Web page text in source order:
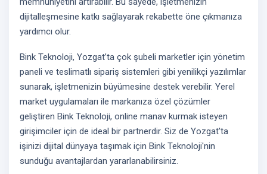
dijitalleşmesine katkı sağlayarak rekabette öne çıkmanıza
yardımcı olur.
Bink Teknoloji, Yozgat’ta çok şubeli marketler için yönetim
paneli ve teslimatlı sipariş sistemleri gibi yenilikçi yazılımlar
sunarak, işletmenizin büyümesine destek verebilir. Yerel
market uygulamaları ile markanıza özel çözümler
geliştiren Bink Teknoloji, online manav kurmak isteyen
girişimciler için de ideal bir partnerdir. Siz de Yozgat'ta
işinizi dijital dünyaya taşımak için Bink Teknoloji'nin
sunduğu avantajlardan yararlanabilirsiniz.